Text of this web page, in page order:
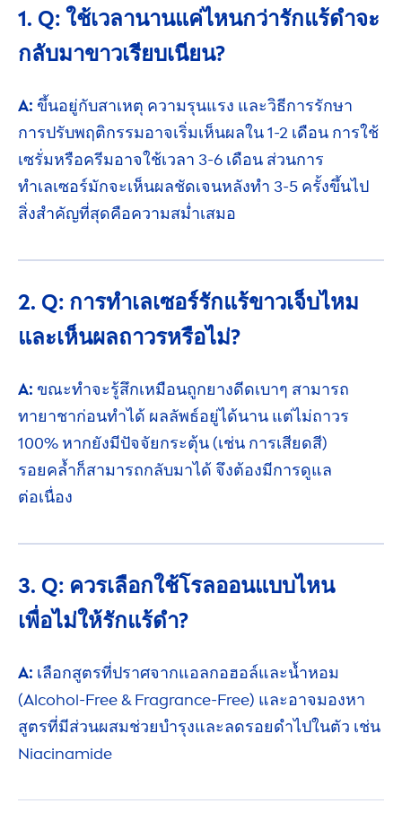
1. Q: ใช้เวลานานแค่ไหนกว่ารักแร้ดำจะ
กลับมาขาวเรียบเนียน?
A: ขึ้นอยู่กับสาเหตุ ความรุนแรง และวิธีการรักษา
การปรับพฤติกรรมอาจเริ่มเห็นผลใน1-2 เดือน การใช้
เซรั่มหรือครีมอาจใช้เวลา 3-6 เดือน ส่วนการ
ทำเลเซอร์มักจะเห็นผลชัดเจนหลังทำ 3-5 ครั้งขึ้นไป
สิ่งสำคัญที่สุดคือความสม่ำเสมอ
2. Q: การทำเลเซอร์รักแร้ขาวเจ็บไหม
และเห็นผลถาวรหรือไม่?
A: ขณะทำจะรู้สึกเหมือนถูกยางดีดเบาๆ สามารถ
ทายาชาก่อนทำได้ ผลลัพธ์อยู่ได้นาน แต่ไม่ถาวร
100% หากยังมีปัจจัยกระตุ้น (เช่น การเสียดสี)
รอยคล้ำก็สามารถกลับมาได้ จึงต้องมีการดูแล
ต่อเนื่อง
3. Q: ควรเลือกใช้โรลออนแบบไหน
เพื่อไม่ให้รักแร้ดำ?
A: เลือกสูตรที่ปราศจากแอลกอฮอล์และน้ำหอม
(Alcohol-Free & Fragrance-Free) และอาจมองหา
สูตรที่มีส่วนผสมช่วยบำรุงและลดรอยดำไปในตัว เช่น
Niacinamide